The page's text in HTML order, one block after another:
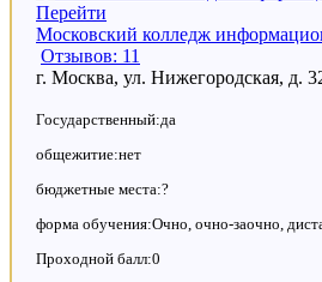
Перейти
Московский колледж
Отзывов: 11
г. Москва, ул. Нижегородская, д.
Государственный:да
общежитие:нет
бюджетные места:?
форма обучения:Очно, очно-заочно,
Проходной балл:0